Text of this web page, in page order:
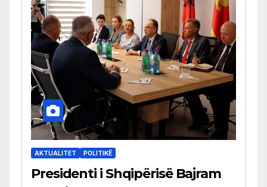
AKTUALITET POLITIKË
Presidenti i Shqipërisë Bajram